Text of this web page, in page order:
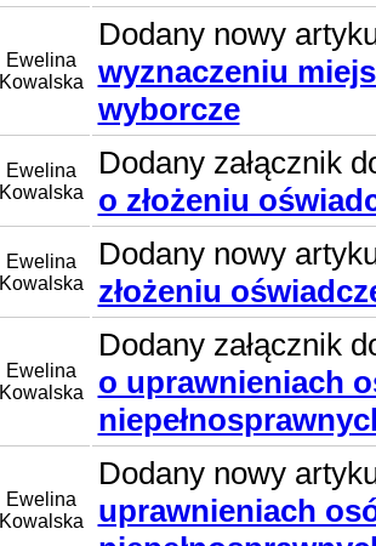
Ewelina
Kowalska
Dodany nowy
wyznaczeniu
wyborcze
Ewelina
Kowalska
Dodany załącznik
o złożeniu
Ewelina
Kowalska
Dodany nowy
złożeniu
Ewelina
Kowalska
Dodany załącznik
o uprawnieniach
Ewelina
Kowalska
Dodany nowy
uprawnieniach